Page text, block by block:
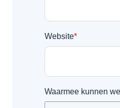
Website*
Waarmee kunnen